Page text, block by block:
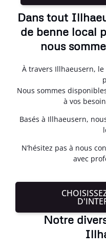
Dans tout
de benne local
nous
À travers Illhaeusern,
Nous sommes
à vos
Basés à Illhaeusern,
N’hésitez pas à nous
avec
Notre